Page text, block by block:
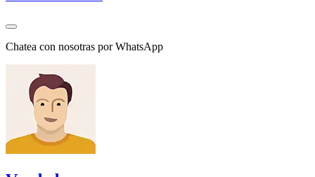
Chatea con nosotras por WhatsApp